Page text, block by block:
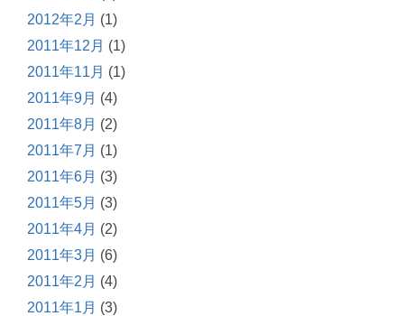
2012年2月 (1)
2011年12月 (1)
2011年11月 (1)
2011年9月 (4)
2011年8月 (2)
2011年7月 (1)
2011年6月 (3)
2011年5月 (3)
2011年4月 (2)
2011年3月 (6)
2011年2月 (4)
2011年1月 (3)